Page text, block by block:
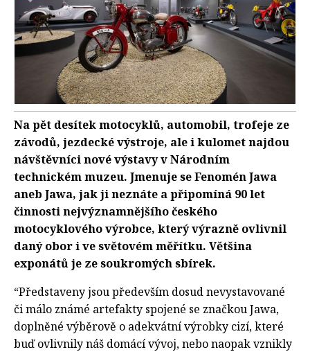
Na pět desítek motocyklů, automobil, trofeje ze
závodů, jezdecké výstroje, ale i kulomet najdou
návštěvníci nové výstavy v Národním
technickém muzeu. Jmenuje se Fenomén Jawa
aneb Jawa, jak ji neznáte a připomíná 90 let
činnosti nejvýznamnějšího českého
motocyklového výrobce, který výrazně ovlivnil
daný obor i ve světovém měřítku. Většina
exponátů je ze soukromých sbírek.
“Představeny jsou především dosud nevystavované
či málo známé artefakty spojené se značkou Jawa,
doplněné výběrově o adekvátní výrobky cizí, které
buď ovlivnily náš domácí vývoj, nebo naopak vznikly